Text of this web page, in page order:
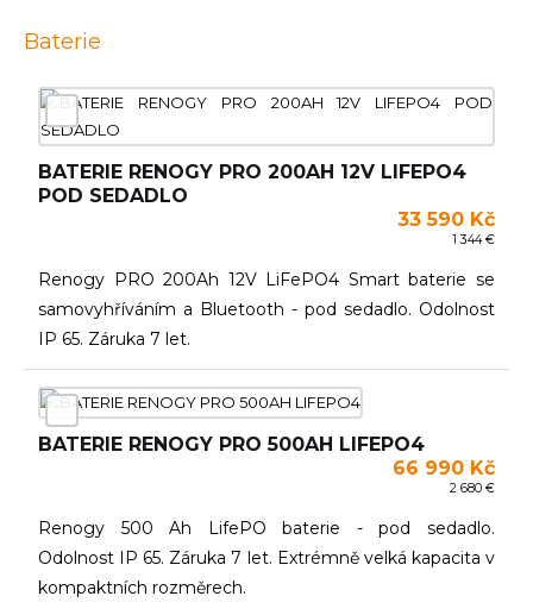
Baterie
BATERIE RENOGY PRO 200AH 12V LIFEPO4
POD SEDADLO
33 590 Kč
1 344 €
Renogy PRO 200Ah 12V LiFePO4 Smart baterie se
samovyhříváním a Bluetooth - pod sedadlo. Odolnost
IP 65. Záruka 7 let.
BATERIE RENOGY PRO 500AH LIFEPO4
66 990 Kč
2 680 €
Renogy 500 Ah LifePO baterie - pod sedadlo.
Odolnost IP 65. Záruka 7 let. Extrémně velká kapacita v
kompaktních rozměrech.